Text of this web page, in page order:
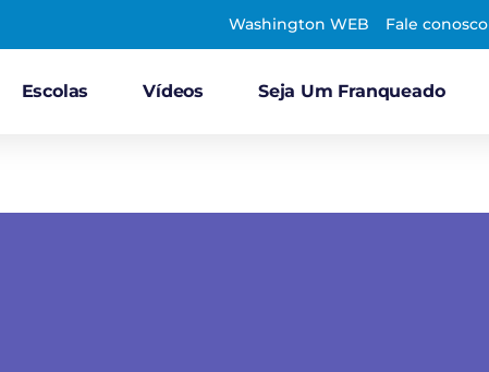
Washington WEB Fale conosco
Escolas Vídeos Seja Um Franqueado